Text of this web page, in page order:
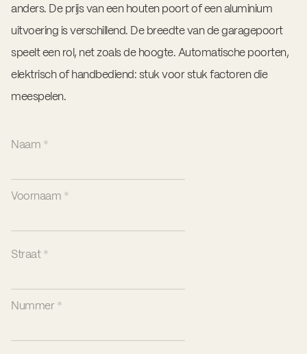
anders. De prijs van een houten poort of een aluminium
uitvoering is verschillend. De breedte van de garagepoort
speelt een rol, net zoals de hoogte. Automatische poorten,
elektrisch of handbediend: stuk voor stuk factoren die
meespelen.
Naam *
Voornaam *
Straat*
Nummer*